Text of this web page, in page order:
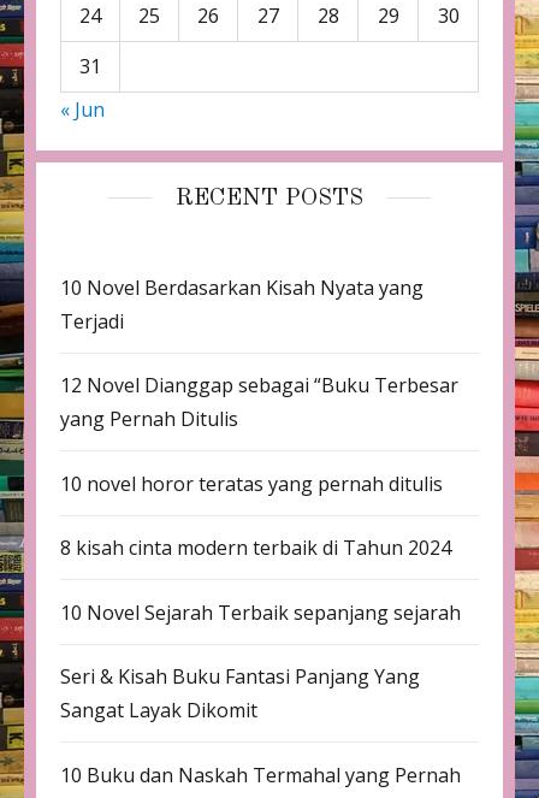
24
25 26 27 28 29
30
31
« Jun
RECENT POSTS
10 Novel Berdasarkan Kisah Nyata yang
Terjadi
12 Novel Dianggap sebagai “Buku Terbesar
yang Pernah Ditulis
10 novel horor teratas yang pernah ditulis
8 kisah cinta modern terbaik di Tahun 2024
10 Novel Sejarah Terbaik sepanjang sejarah
Seri & Kisah Buku Fantasi Panjang Yang
Sangat Layak Dikomit
10 Buku dan Naskah Termahal yang Pernah